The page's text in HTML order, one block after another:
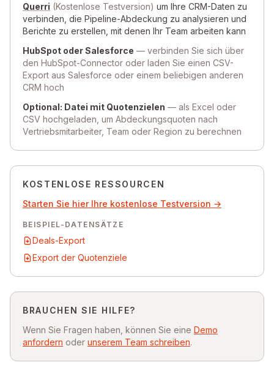
Querri (Kostenlose Testversion) um Ihre CRM-Daten zu
verbinden, die Pipeline-Abdeckung zu analysieren und
Berichte zu erstellen, mit denen Ihr Team arbeiten kann
HubSpot oder Salesforce — verbinden Sie sich über
den HubSpot-Connector oder laden Sie einen CSV-
Export aus Salesforce oder einem beliebigen anderen
CRM hoch
Optional: Datei mit Quotenzielen — als Excel oder
CSV hochgeladen, um Abdeckungsquoten nach
Vertriebsmitarbeiter, Team oder Region zu berechnen
KOSTENLOSE RESSOURCEN
Starten Sie hier Ihre kostenlose Testversion →
BEISPIEL-DATENSÄTZE
Deals-Export
Export der Quotenziele
BRAUCHEN SIE HILFE?
Wenn Sie Fragen haben, können Sie eine Demo
anfordern oder unserem Team schreiben.